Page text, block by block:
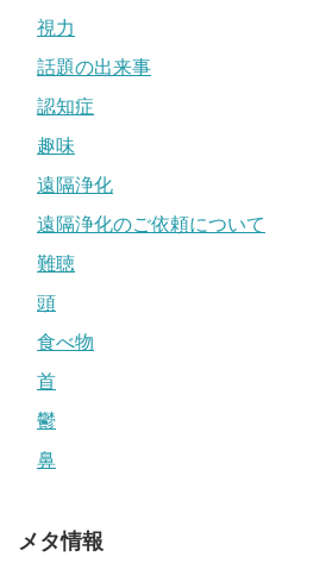
視力
話題の出来事
認知症
趣味
遠隔浄化
遠隔浄化のご依頼について
難聴
頭
食べ物
首
鬱
鼻
メタ情報